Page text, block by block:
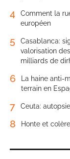
4
Comment la
européen
5
Casablanca:
valorisation
milliards de
6
La haine
terrain en
7 Ceuta:
8 Honte et colère